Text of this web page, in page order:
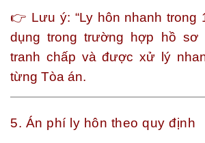
👉 Lưu ý: “Ly hôn nhanh trong
dụng trong trường hợp hồ sơ
tranh chấp và được xử lý
từng Tòa án.
5. Án phí ly hôn theo quy định